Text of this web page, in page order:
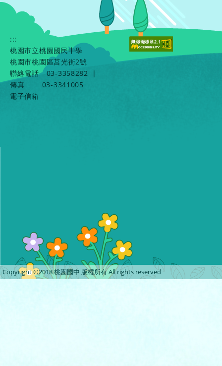
:::
桃園市立桃園國民中學
桃園市桃園區莒光街2號
聯絡電話
03-3358282
|
傳真
03-3341005
電子信箱
Copyright ©2018 桃園國中 版權所有 All rights reserved